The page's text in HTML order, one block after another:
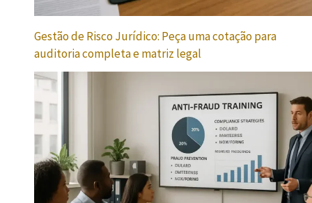
Gestão de Risco Jurídico: Peça uma cotação para
auditoria completa e matriz legal